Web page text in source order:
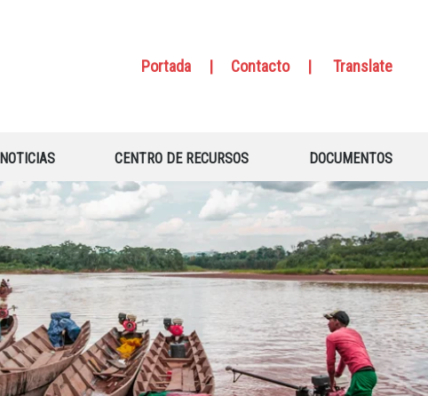
Portada| Contacto| Translate
NOTICIAS CENTRO DE RECURSOS DOCUMENTOS